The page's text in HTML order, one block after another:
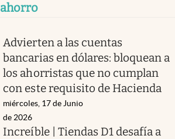
ahorro
Advierten a las cuentas
bancarias en dólares: bloquean a
los ahorristas que no cumplan
con este requisito de Hacienda
miércoles, 17 de Junio
de 2026
Increíble | Tiendas D1 desafía a